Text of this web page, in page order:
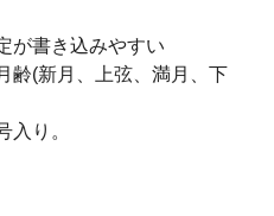
が書き込みやすい
齢(新月、上弦、満月、下
入り。